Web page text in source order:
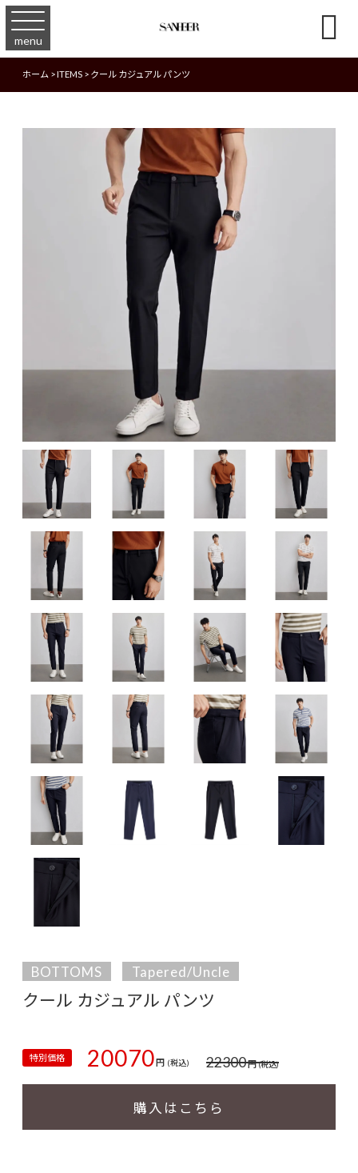
menu 
ホーム>ITEMS>クール カジュアル パンツ
BOTTOMS Tapered/Uncle
クール カジュアル パンツ
特別価格 20070円 (税込) 22300円(税込)
購入はこちら